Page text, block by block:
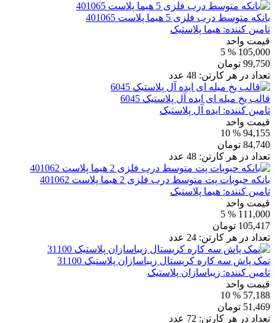
بانکه متوسط درب فلزی 5 هیما پلاست 401065
تامین کننده: هیما پلاستیک
قیمت واحد
105,000
% 5
99,750 تومان
تعداد در هر کارتن: 48 عدد
قالب یخ میله ای ایده آل پلاستیک 6045
تامین کننده: ایده آل پلاستیک
قیمت واحد
94,155
% 10
84,740 تومان
تعداد در هر کارتن: 48 عدد
بانکه حبوبات پت متوسط درب فلزی 2 هیما پلاست 401062
تامین کننده: هیما پلاستیک
قیمت واحد
111,000
% 5
105,417 تومان
تعداد در هر کارتن: 24 عدد
نمک پاش سه کاره کریستال زیباسازان پلاستیک 31100
تامین کننده: زیباسازان پلاستیک
قیمت واحد
57,188
% 10
51,469 تومان
تعداد در هر کارتن: 72 عدد